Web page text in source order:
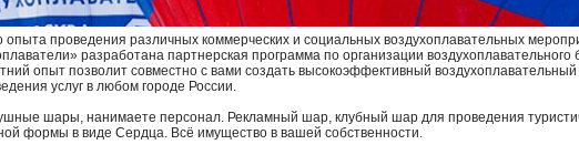
опыта проведения различных коммерческих и социальных воздухоплавательных
разработана партнерская программа по организации воздухоплавательного
опыт позволит совместно с вами создать высокоэффективный воздухоплавательный
услуг в любом городе России.
шары, нанимаете персонал. Рекламный шар, клубный шар для проведения
формы в виде Сердца. Всё имущество в вашей собственности.